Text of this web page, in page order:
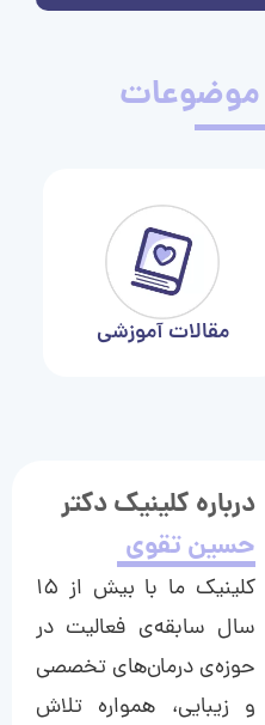
موضوعات
مقالات آموزشی
درباره کلینیک دکتر
حسین تقوی
کلینیک ما با بیش از ۱۵
سال سابقه‌ی فعالیت در
حوزه‌ی درمان‌های تخصصی
و زیبایی، همواره تلاش